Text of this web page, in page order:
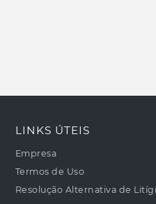
LINKS ÚTEIS
Empresa
Termos de Uso
Resolução Alternativa de